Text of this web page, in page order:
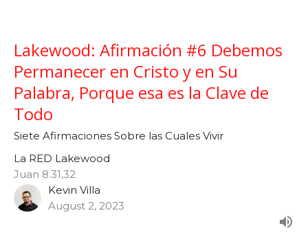
Lakewood: Afirmación #6 Debemos
Permanecer en Cristo y en Su
Palabra, Porque esa es la Clave de
Todo
Siete Afirmaciones Sobre las Cuales Vivir
La RED Lakewood
Juan 8.31,32
Kevin Villa
August 2, 2023